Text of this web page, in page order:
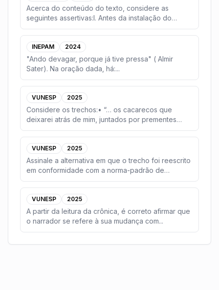
Acerca do conteúdo do texto, considere as
seguintes assertivas:I. Antes da instalação do
Complexo Eó...
INEPAM 2024
"Ando devagar, porque já tive pressa" ( Almir
Sater). Na oração dada, há:...
VUNESP 2025
Considere os trechos:• “… os cacarecos que
deixarei atrás de mim, juntados por prementes
necessidade...
VUNESP 2025
Assinale a alternativa em que o trecho foi reescrito
em conformidade com a norma-padrão de
concordân...
VUNESP 2025
A partir da leitura da crônica, é correto afirmar que
o narrador se refere à sua mudança com...